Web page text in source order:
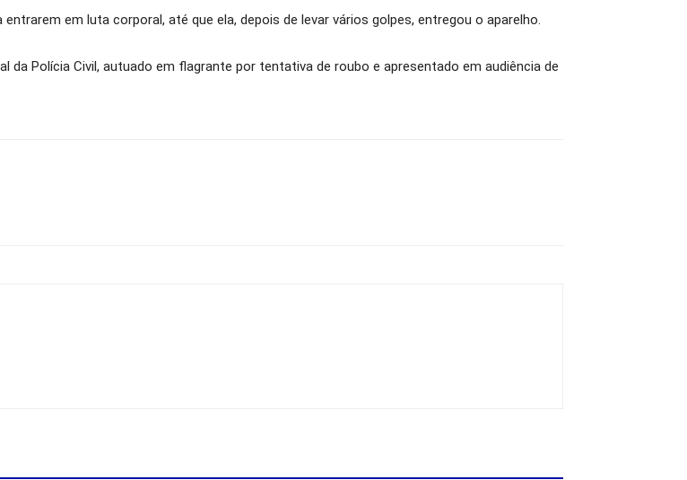
em luta corporal, até que ela, depois de levar vários golpes, entregou o aparelho.
Polícia Civil, autuado em flagrante por tentativa de roubo e apresentado em audiência de